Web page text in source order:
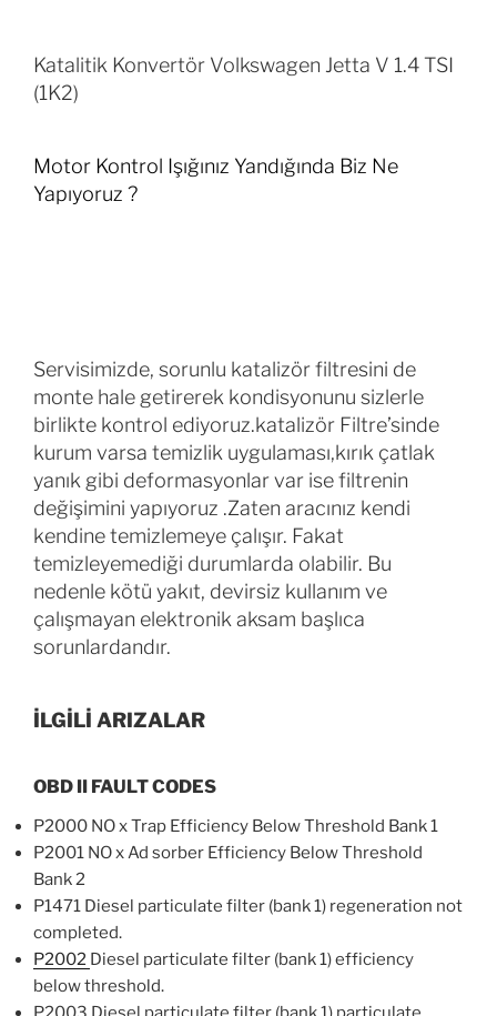
Katalitik Konvertör Volkswagen Jetta V 1.4 TSI
(1K2)
Motor Kontrol Işığınız Yandığında Biz Ne
Yapıyoruz ?
Servisimizde, sorunlu katalizör filtresini de
monte hale getirerek kondisyonunu sizlerle
birlikte kontrol ediyoruz.katalizör Filtre’sinde
kurum varsa temizlik uygulaması,kırık çatlak
yanık gibi deformasyonlar var ise filtrenin
değişimini yapıyoruz .Zaten aracınız kendi
kendine temizlemeye çalışır. Fakat
temizleyemediği durumlarda olabilir. Bu
nedenle kötü yakıt, devirsiz kullanım ve
çalışmayan elektronik aksam başlıca
sorunlardandır.
İLGİLİ ARIZALAR
OBD II FAULT CODES
P2000 NO x Trap Efficiency Below Threshold Bank 1
P2001 NO x Ad sorber Efficiency Below Threshold
Bank 2
P1471 Diesel particulate filter (bank 1) regeneration not
completed.
P2002 Diesel particulate filter (bank 1) efficiency
below threshold.